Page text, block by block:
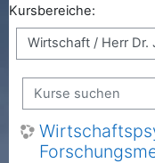
Kursbereiche:
Kurse suchen